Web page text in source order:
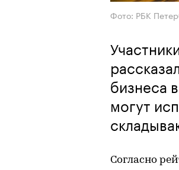
Фото: РБК
бизнеса
могут
Согласно